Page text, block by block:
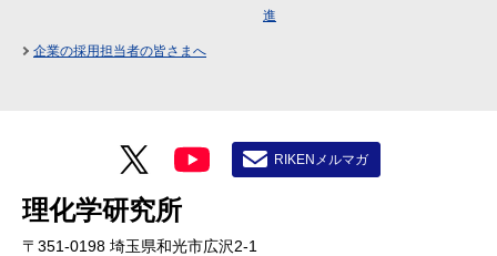
進
企業の採用担当者の皆さまへ
理化学研究所
〒351-0198 埼玉県和光市広沢2-1
RIKENメルマガ